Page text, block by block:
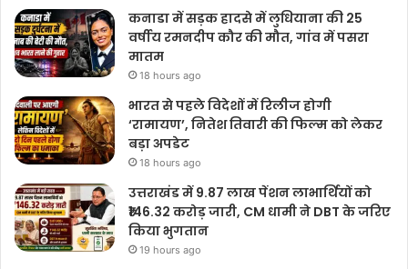
कनाडा में सड़क हादसे में लुधियाना की 25
वर्षीय रमनदीप कौर की मौत, गांव में पसरा
मातम
18 hours ago
भारत से पहले विदेशों में रिलीज होगी
‘रामायण’, नितेश तिवारी की फिल्म को लेकर
बड़ा अपडेट
18 hours ago
उत्तराखंड में 9.87 लाख पेंशन लाभार्थियों को
₹146.32 करोड़ जारी, CM धामी ने DBT के जरिए
किया भुगतान
19 hours ago